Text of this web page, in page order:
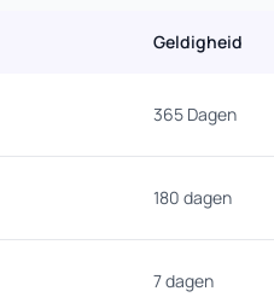
Geldigheid
365 Dagen
180 dagen
7 dagen